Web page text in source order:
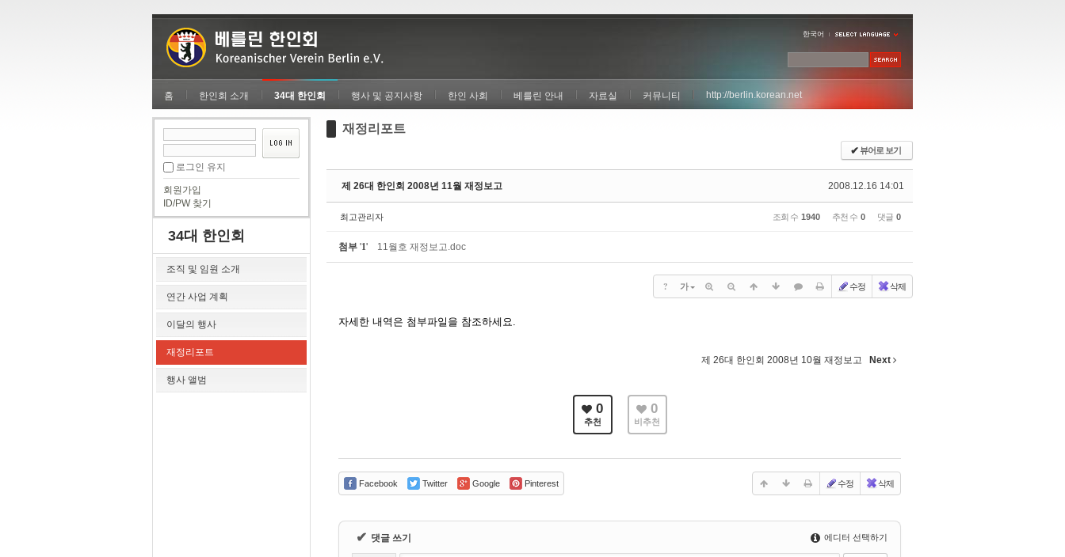
한국어
홈 한인회 소개 34대 한인회 행사 및 공지사항 한인 사회 베를린 안내 자료실 커뮤니티 http://berlin.korean.net
로그인 유지
회원가입
ID/PW 찾기
34대 한인회
조직 및 임원 소개
연간 사업 계획
이달의 행사
재정리포트
행사 앨범
재정리포트
✔뷰어로 보기
2008.12.16 14:01
제 26대 한인회 2008년 11월 재정보고
최고관리자 조회 수 1940 추천 수 0 댓글 0
첨부 '1' 11월호 재정보고.doc
? 가 수정 삭제
자세한 내역은 첨부파일을 참조하세요.
제 26대 한인회 2008년 10월 재정보고 Next
0
추천
0
비추천
Facebook Twitter Google Pinterest 수정 삭제
✔ 댓글 쓰기 에디터 선택하기
Sketchbook5, 스케치북5
Sketchbook5, 스케치북5
Sketchbook5, 스케치북5